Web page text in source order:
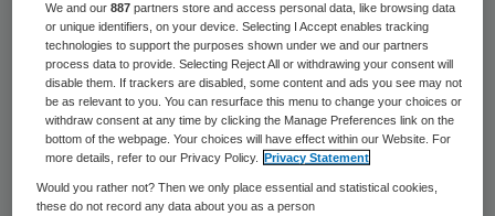
Effectievere behandeling
Het Cancer Systems Biology Centre (CSBC)
is verbonden aan het Nederlands Kanker
Instituut – Antoni van Leeuwenhoek
Ziekenhuis (NKI-AVL) in Amsterdam. Het
We and our887 partners store and access personal data, like browsing data
or unique identifiers, on your device. Selecting I Accept enables tracking
technologies to support the purposes shown under we and our partners
process data to provide. Selecting Reject All or withdrawing your consent will
disable them. If trackers are disabled, some content and ads you see may not
be as relevant to you. You can resurface this menu to change your choices or
withdraw consent at any time by clicking the Manage Preferences link on the
bottom of the webpage. Your choices will have effect within our Website. For
more details, refer to our Privacy Policy.
Privacy Statement
Would you rather not? Then we only place essential and statistical cookies,
these do not record any data about you as a person